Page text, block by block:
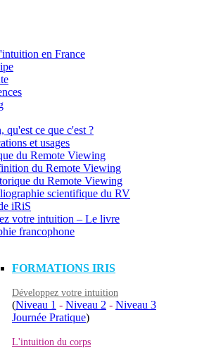
en France
qu'est ce que c'est ?
et usages
du Remote Viewing
du Remote Viewing
du Remote Viewing
scientifique du RV
iRiS
votre intuition – Le livre
francophone
FORMATIONS IRIS
Développez votre intuition
(Niveau 1 - Niveau 2 - Niveau 3
Journée Pratique)
L'intuition du corps